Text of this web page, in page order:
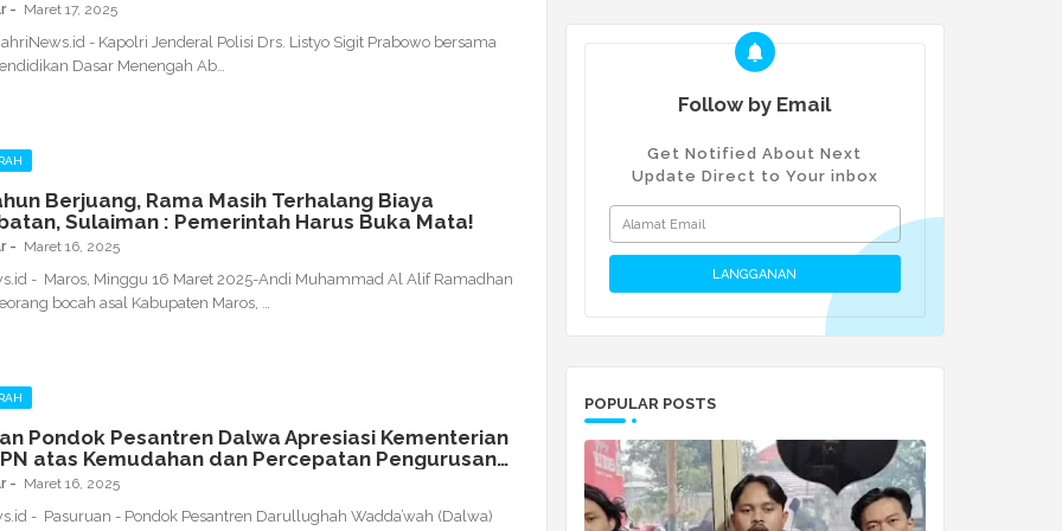
Maret 17, 2025
- Kapolri Jenderal Polisi Drs. Listyo Sigit Prabowo bersama
Dasar Menengah Ab…
Berjuang, Rama Masih Terhalang Biaya
Sulaiman : Pemerintah Harus Buka Mata!
Maret 16, 2025
- Maros, Minggu 16 Maret 2025-Andi Muhammad Al Alif Ramadhan
bocah asal Kabupaten Maros, …
Pondok Pesantren Dalwa Apresiasi Kementerian
atas Kemudahan dan Percepatan Pengurusan
Wakaf
Maret 16, 2025
- Pasuruan - Pondok Pesantren Darullughah Wadda’wah (Dalwa)
Follow by Email
Get Notified About Next
Update Direct to Your inbox
POPULAR POSTS